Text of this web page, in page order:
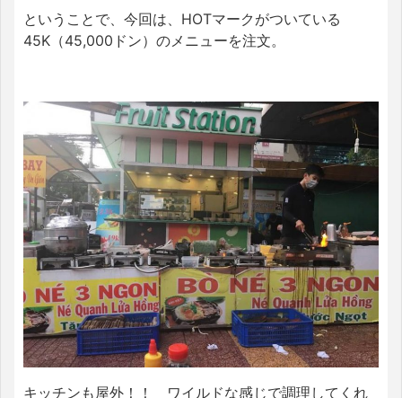
ということで、今回は、HOTマークがついている
45K（45,000ドン）のメニューを注文。
キッチンも屋外！！ ワイルドな感じで調理してくれ